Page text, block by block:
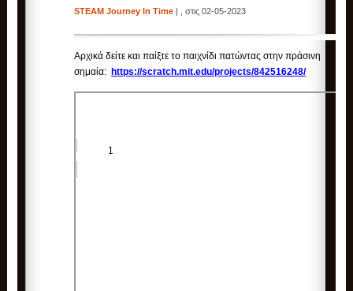
STEAM Journey In Time | , στις 02-05-2023
Αρχικά δείτε και παίξτε το παιχνίδι πατώντας στην πράσινη
σημαία: https://scratch.mit.edu/projects/842516248/